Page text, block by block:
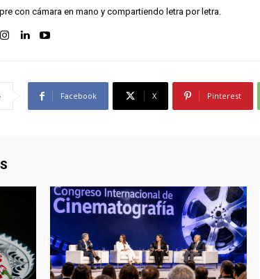
con cámara en mano y compartiendo letra por letra.
Facebook X Pinterest